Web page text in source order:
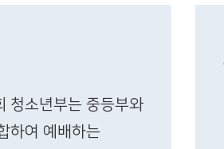
청소년부는 중등부와
하여 예배하는